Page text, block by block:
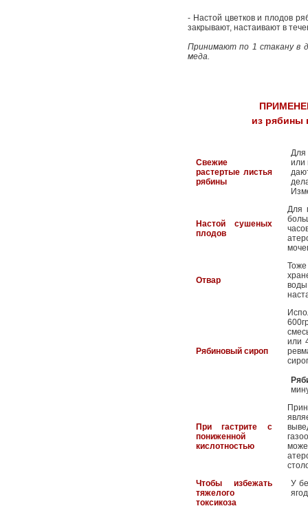
- Настой цветков и плодов
закрывают, настаивают в
Принимают по 1 стакану в
меда.
из рябины
Свежие
растертые листья
рябины
Для
или
Настой сушеных
плодов
Для
Отвар
Рябиновый сироп
или
При гастрите с
пониженной
кислотностью
Чтобы избежать
тяжелого
токсикоза
У